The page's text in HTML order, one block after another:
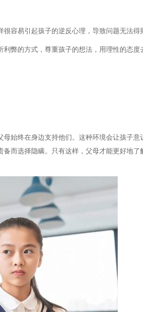
容易引起孩子的逆反心理，导致问题无法得
弊的方式，尊重孩子的想法，用理性的态度
始终在身边支持他们。这种环境会让孩子意
而选择隐瞒。只有这样，父母才能更好地了